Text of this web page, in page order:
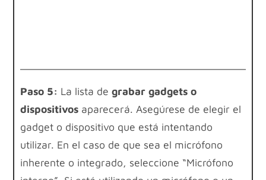
Paso 5: La lista degrabar gadgets o
dispositivos aparecerá. Asegúrese de elegir el
gadget o dispositivo que está intentando
utilizar. En el caso de que sea el micrófono
inherente o integrado, seleccione “Micrófono